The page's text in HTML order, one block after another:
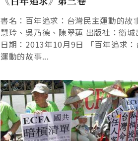
書名：百年追求：台灣民主運動的故
慧玲、吳乃德、陳翠蓮 出版社：衛城
日期：2013年10月9日 「百年追求：
運動的故事...